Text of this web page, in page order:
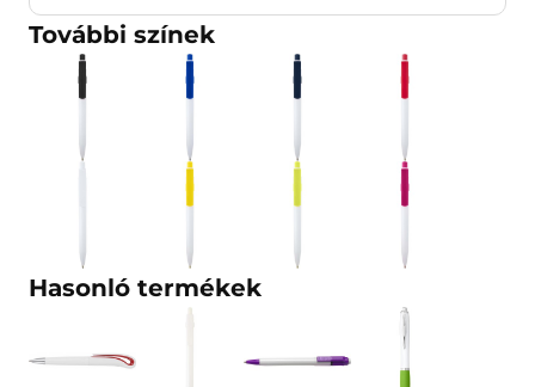
További színek
Hasonló termékek